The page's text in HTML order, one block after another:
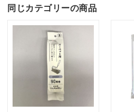
同じカテゴリーの商品